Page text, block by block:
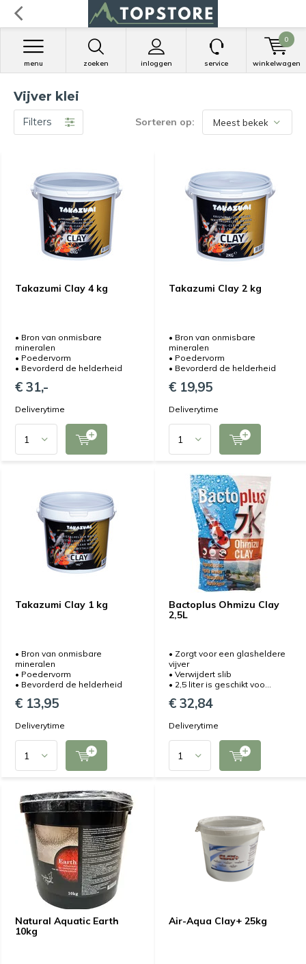
zoeken inloggen
menu service winkelwagen
0
Vijver klei
Filters Sorteren op:
Takazumi Clay 4 kg
• Bron van onmisbare
mineralen
• Poedervorm
• Bevorderd de helderheid
€ 31,-
Deliverytime
Takazumi Clay 2 kg
• Bron van onmisbare
mineralen
• Poedervorm
• Bevorderd de helderheid
€ 19,95
Deliverytime
Takazumi Clay 1 kg
• Bron van onmisbare
mineralen
• Poedervorm
• Bevorderd de helderheid
€ 13,95
Deliverytime
Bactoplus Ohmizu Clay
2,5L
• Zorgt voor een glasheldere
vijver
• Verwijdert slib
• 2,5 liter is geschikt voo...
€ 32,84
Deliverytime
Natural Aquatic Earth
10kg
Air-Aqua Clay+ 25kg